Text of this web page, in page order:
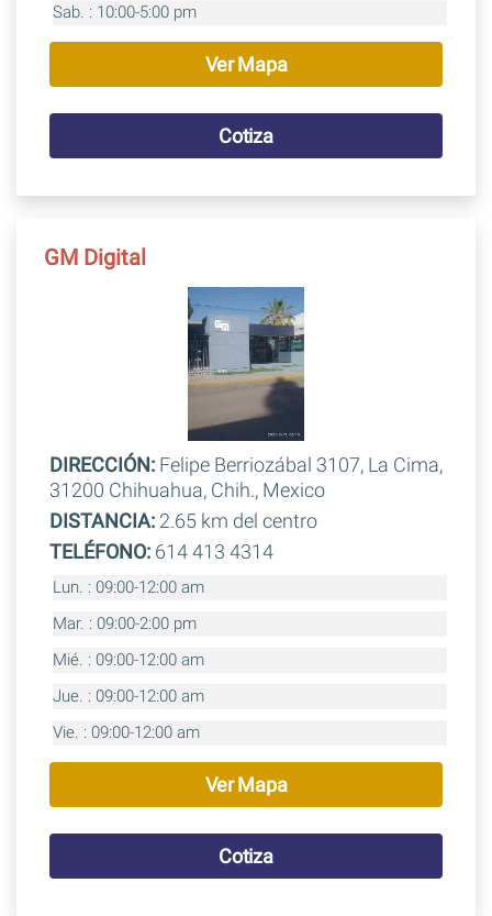
Sab. : 10:00-5:00 pm
Ver Mapa
Cotiza
GM Digital
DIRECCIÓN:Felipe Berriozábal 3107, La Cima,
31200 Chihuahua, Chih., Mexico
DISTANCIA:2.65 km del centro
TELÉFONO:614 413 4314
Lun. : 09:00-12:00 am
Mar. : 09:00-2:00 pm
Mié. : 09:00-12:00 am
Jue. : 09:00-12:00 am
Vie. : 09:00-12:00 am
Ver Mapa
Cotiza